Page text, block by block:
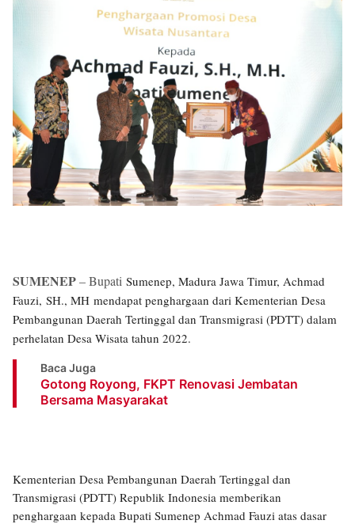
SUMENEP– Bupati Sumenep, Madura Jawa Timur, Achmad
Fauzi, SH., MH mendapat penghargaan dari Kementerian Desa
Pembangunan Daerah Tertinggal dan Transmigrasi (PDTT) dalam
perhelatan Desa Wisata tahun 2022.
Baca Juga
Gotong Royong, FKPT Renovasi Jembatan
Bersama Masyarakat
Kementerian Desa Pembangunan Daerah Tertinggal dan
Transmigrasi (PDTT) Republik Indonesia memberikan
penghargaan kepada Bupati Sumenep Achmad Fauzi atas dasar